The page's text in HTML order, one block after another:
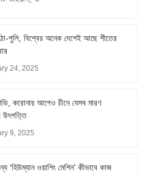
পুলি, বিশ্বের অনেক দেশেই আছে শীতের
24, 2025
করোনার আগেও চীনে যেসব মারণ
উৎপত্তি
9, 2025
‘হিউম্যান ওয়াশিং মেশিন’ কীভাবে কাজ